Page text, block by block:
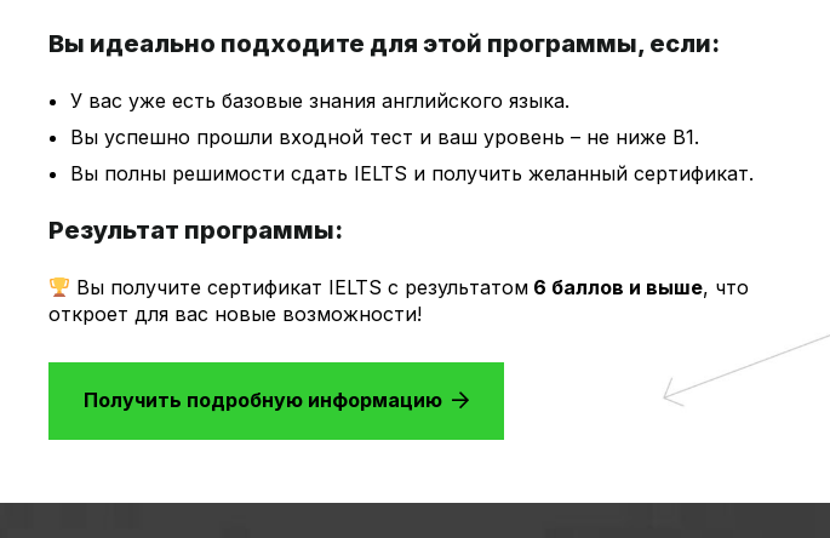
Вы идеально подходите для этой программы, если:
У вас уже есть базовые знания английского языка.
Вы успешно прошли входной тест и ваш уровень – не ниже B1.
Вы полны решимости сдать IELTS и получить желанный сертификат.
Результат программы:
Вы получите сертификат IELTS с результатом 6 баллов и выше, что
откроет для вас новые возможности!
Получить подробную информацию